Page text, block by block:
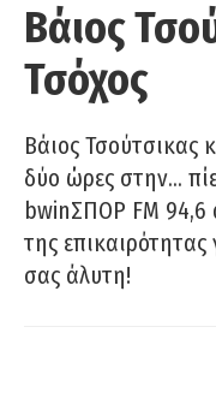
Βάιος
Τσόχος
Βάιος Τσούτσικας
δύο ώρες στην…
bwinΣΠΟΡ FM 94,6
της
σας άλυτη!